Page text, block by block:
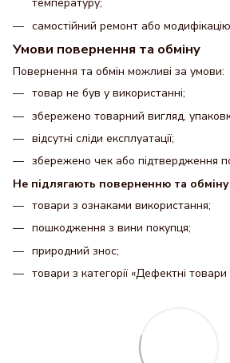
температуру;
самостійний ремонт або
Умови повернення та обміну
Повернення та обмін можливі за умови:
товар не був у використанні;
збережено товарний вигляд,
відсутні сліди експлуатації;
збережено чек або підтвердження
Не підлягають поверненню та
товари з ознаками використання;
пошкодження з вини покупця;
природний знос;
товари з категорії «Дефектні